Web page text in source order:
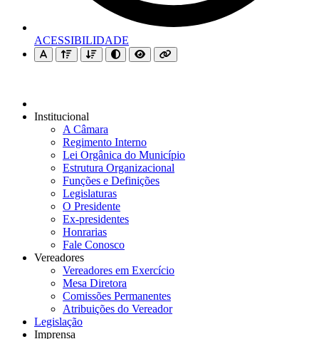
ACESSIBILIDADE
Institucional
A Câmara
Regimento Interno
Lei Orgânica do Município
Estrutura Organizacional
Funções e Definições
Legislaturas
O Presidente
Ex-presidentes
Honrarias
Fale Conosco
Vereadores
Vereadores em Exercício
Mesa Diretora
Comissões Permanentes
Atribuições do Vereador
Legislação
Imprensa